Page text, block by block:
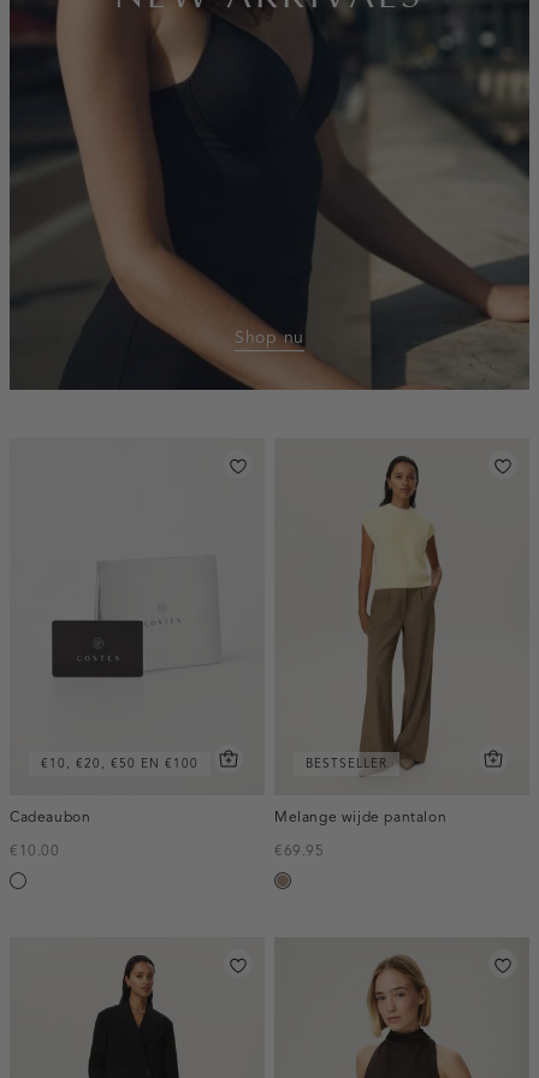
Shop nu
€10, €20, €50 EN €100
Cadeaubon
€10.00
Silver
BESTSELLER
Melange wijde pantalon
€69.95
taupe,